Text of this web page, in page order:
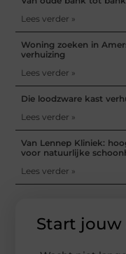
Lees verder »
Woning zoeken in
verhuizing
Lees verder »
Die loodzware kast
Lees verder »
Van Lennep Kliniek:
voor natuurlijke
Lees verder »
Start